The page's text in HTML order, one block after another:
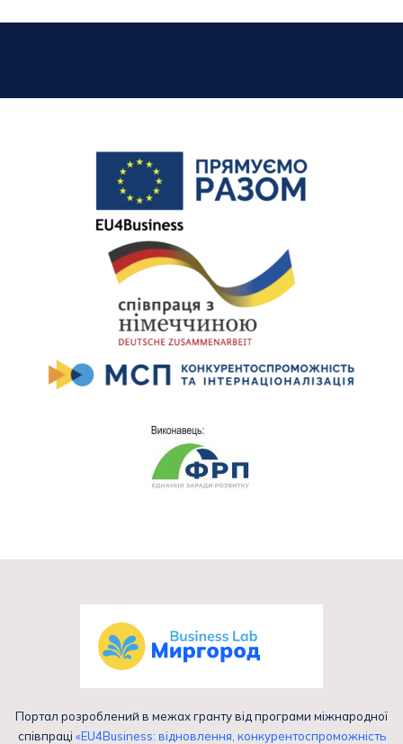
Портал розроблений в межах гранту від програми міжнародної
співпраці «EU4Business: відновлення, конкурентоспроможність